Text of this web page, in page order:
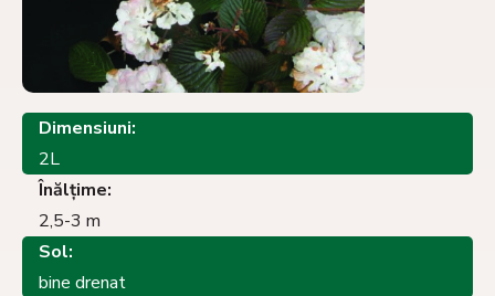
Dimensiuni:
2L
Înălţime:
2,5-3 m
Sol:
bine drenat